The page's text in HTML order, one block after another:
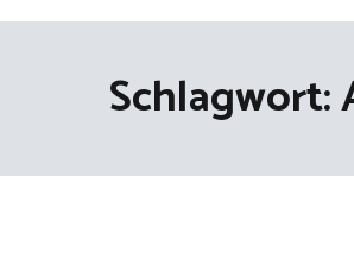
Schlagwort: